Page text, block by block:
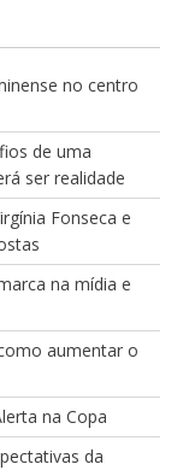
no centro
de uma
ser realidade
Fonseca e
na mídia e
aumentar o
na Copa
da